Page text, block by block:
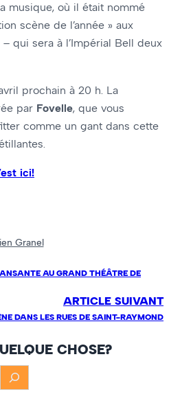
musique, où il était nommé
scène de l’année » aux
qui sera à l’Impérial Bell deux
prochain à 20 h. La
par Fovelle, que vous
comme un gant dans cette
ici!
Granel
AU GRAND THÉÂTRE DE
ARTICLE SUIVANT
DANS LES RUES DE SAINT-RAYMOND
CHOSE?